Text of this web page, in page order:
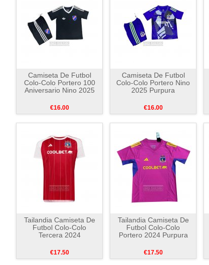
Camiseta De Futbol
Colo-Colo Portero 100
Aniversario Nino 2025
€16.00
Camiseta De Futbol
Colo-Colo Portero Nino
2025 Purpura
€16.00
Tailandia Camiseta De
Futbol Colo-Colo
Tercera 2024
€17.50
Tailandia Camiseta De
Futbol Colo-Colo
Portero 2024 Purpura
€17.50